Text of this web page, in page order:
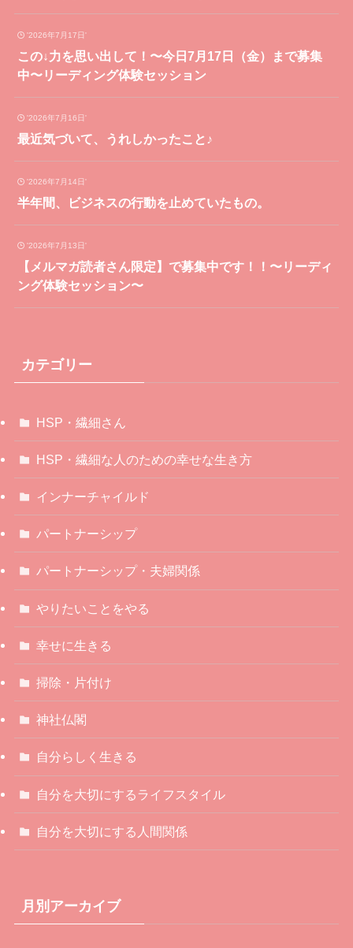
'2026年7月17日'
この↓力を思い出して！〜今日7月17日（金）まで募集
中〜リーディング体験セッション
'2026年7月16日'
最近気づいて、うれしかったこと♪
'2026年7月14日'
半年間、ビジネスの行動を止めていたもの。
'2026年7月13日'
【メルマガ読者さん限定】で募集中です！！〜リーディ
ング体験セッション〜
カテゴリー
HSP・繊細さん
HSP・繊細な人のための幸せな生き方
インナーチャイルド
パートナーシップ
パートナーシップ・夫婦関係
やりたいことをやる
幸せに生きる
掃除・片付け
神社仏閣
自分らしく生きる
自分を大切にするライフスタイル
自分を大切にする人間関係
月別アーカイブ